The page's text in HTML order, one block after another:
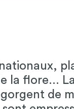
la flore...
de